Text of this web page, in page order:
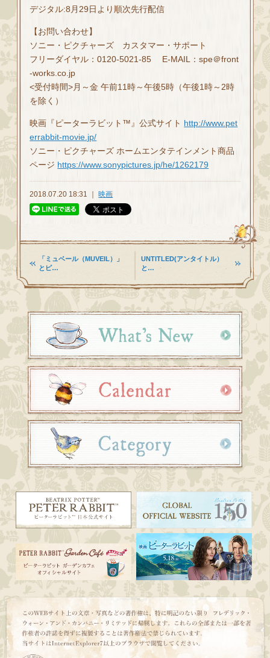
デジタル:8月29日より順次先行配信
【お問い合わせ】
ソニー・ピクチャーズ カスタマー・サポート
フリーダイヤル：0120-5021-85 E-MAIL：spe＠front
-works.co.jp
<受付時間>月～金 午前11時～午後5時（午後1時～2時
を除く）
映画『ピーターラビット™』公式サイト http://www.pet
errabbit-movie.jp/
ソニー・ピクチャーズ ホームエンタテインメント商品
ページ https://www.sonypictures.jp/he/1262179
2018.07.20 18:31 ｜映画
「ミュベール（MUVEIL）」
とピ…
UNTITLED(アンタイトル）
と…